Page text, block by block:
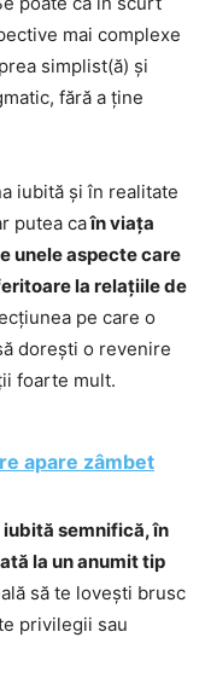
mai complexe
simplist(ă) și
fără a ține
iubită și în realitate
putea caîn viața
unele aspecte care
la relațiile de
pe care o
dorești o revenire
foarte mult.
apare zâmbet
semnifică, în
la un anumit tip
să te lovești brusc
privilegii sau